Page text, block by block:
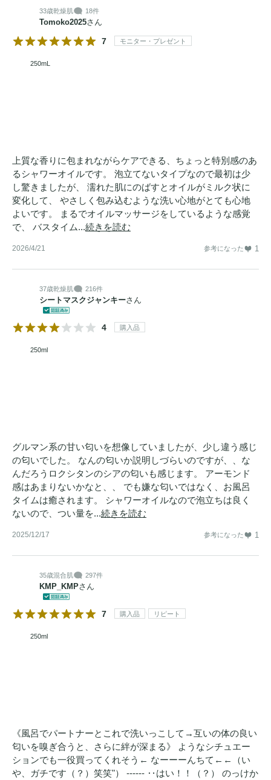
33歳乾燥肌 18件
Tomoko2025さん
7 モニター・プレゼント
250mL
上質な香りに包まれながらケアできる、ちょっと特別感のあ
るシャワーオイルです。 泡立てないタイプなので最初は少
し驚きましたが、 濡れた肌にのばすとオイルがミルク状に
変化して、 やさしく包み込むような洗い心地がとても心地
よいです。 まるでオイルマッサージをしているような感覚
で、 バスタイム...続きを読む
2026/4/21 参考になった 1
37歳乾燥肌 216件
シートマスクジャンキーさん
4 購入品
250ml
グルマン系の甘い匂いを想像していましたが、少し違う感じ
の匂いでした。 なんの匂いか説明しづらいのですが、、な
んだろうロクシタンのシアの匂いも感じます。 アーモンド
感はあまりないかなと、、 でも嫌な匂いではなく、お風呂
タイムは癒されます。 シャワーオイルなので泡立ちは良く
ないので、つい量を...続きを読む
2025/12/17 参考になった 1
35歳混合肌 297件
KMP_KMPさん
7 購入品 リピート
250ml
《風呂でパートナーとこれで洗いっこして→互いの体の良い
匂いを嗅ぎ合うと、さらに絆が深まる》 ようなシチュエー
ションでも一役買ってくれそう← なーーーんちて←←（い
や、ガチです（？）笑笑"） ------ ‥はい！！（？） のっけか